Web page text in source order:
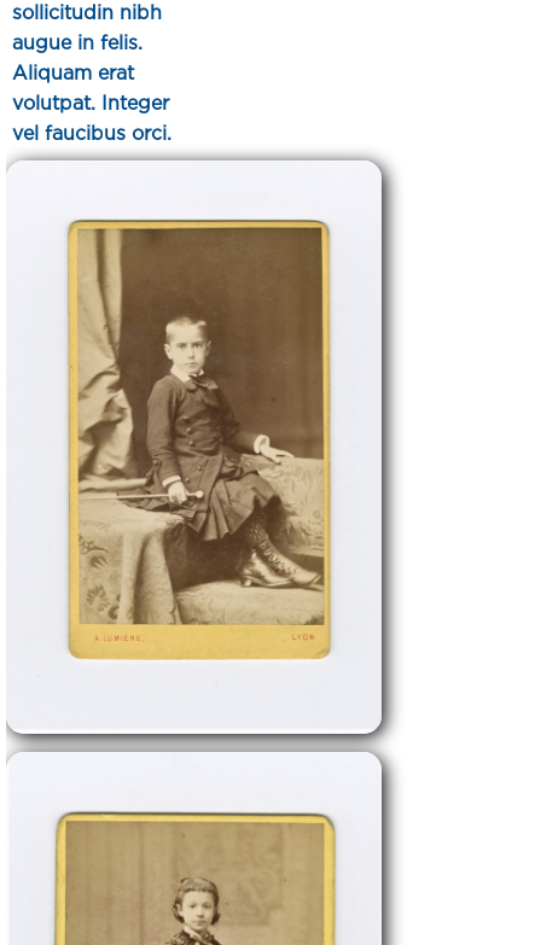
sollicitudin nibh
augue in felis.
Aliquam erat
volutpat. Integer
vel faucibus orci.